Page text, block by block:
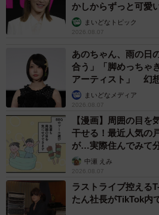
かしからずっと可愛い
まいどなトピック
2026.08.07
あのちゃん、雨の日
合う」「脚めっちゃ
アーティスト」 幻
まいどなメディア
2026.08.07
【漫画】周囲の目を
干せる！最近人気の
が…実際住んでみて
中瀬 えみ
2026.08.07
ラストライブ控え
たん社長がTikTok内